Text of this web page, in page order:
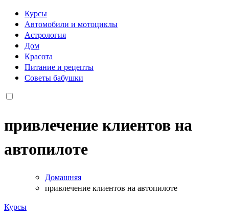
Курсы
Автомобили и мотоциклы
Астрология
Дом
Красота
Питание и рецепты
Советы бабушки
привлечение клиентов на
автопилоте
Домашняя
привлечение клиентов на автопилоте
Курсы